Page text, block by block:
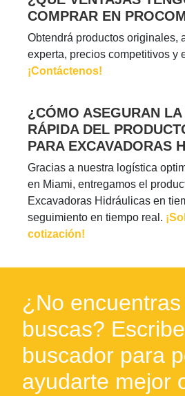
COMPRAR EN
Obtendrá productos originales,
experta, precios competitivos y
¡Contáctenos!
¿CÓMO ASEGURAN LA
RÁPIDA DEL
PARA EXCAVADORAS
Gracias a nuestra logística
en Miami, entregamos el
Excavadoras Hidráulicas en
seguimiento en tiempo real.
cotización!
¿No
buscas?
buscador para
ayudarte mejor